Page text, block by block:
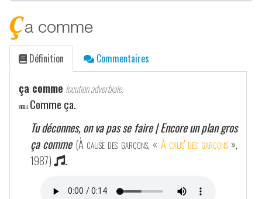
ça comme
Définition Commentaires
ça comme locution adverbiale.
VIEILLI. Comme ça.
Tu déconnes, on va pas se faire | Encore un plan gros
ça comme (À cause des garçons, « À caus' des garçons»,
1987)
.